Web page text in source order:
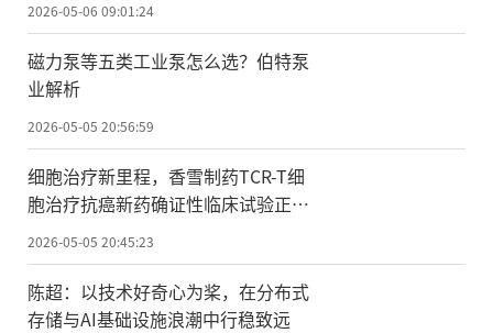
2026-05-06 09:01:24
磁力泵等五类工业泵怎么选？伯特泵
业解析
2026-05-05 20:56:59
细胞治疗新里程，香雪制药TCR-T细
胞治疗抗癌新药确证性临床试验正式
启动
2026-05-05 20:45:23
陈超：以技术好奇心为桨，在分布式
存储与AI基础设施浪潮中行稳致远